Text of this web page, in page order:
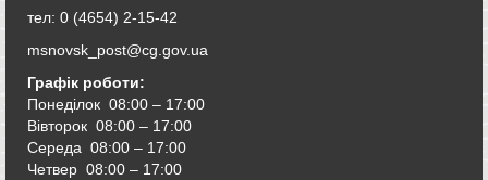
тел: 0 (4654) 2-15-42
msnovsk_post@cg.gov.ua
Графік роботи:
Понеділок 08:00 – 17:00
Вівторок 08:00 – 17:00
Середа 08:00 – 17:00
Четвер 08:00 – 17:00